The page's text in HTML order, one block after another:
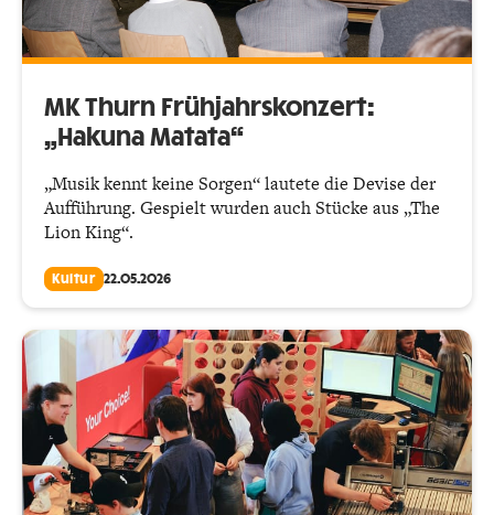
MK Thurn Frühjahrskonzert:
„Hakuna Matata“
„Musik kennt keine Sorgen“ lautete die Devise der
Aufführung. Gespielt wurden auch Stücke aus „The
Lion King“.
Kultur 22.05.2026